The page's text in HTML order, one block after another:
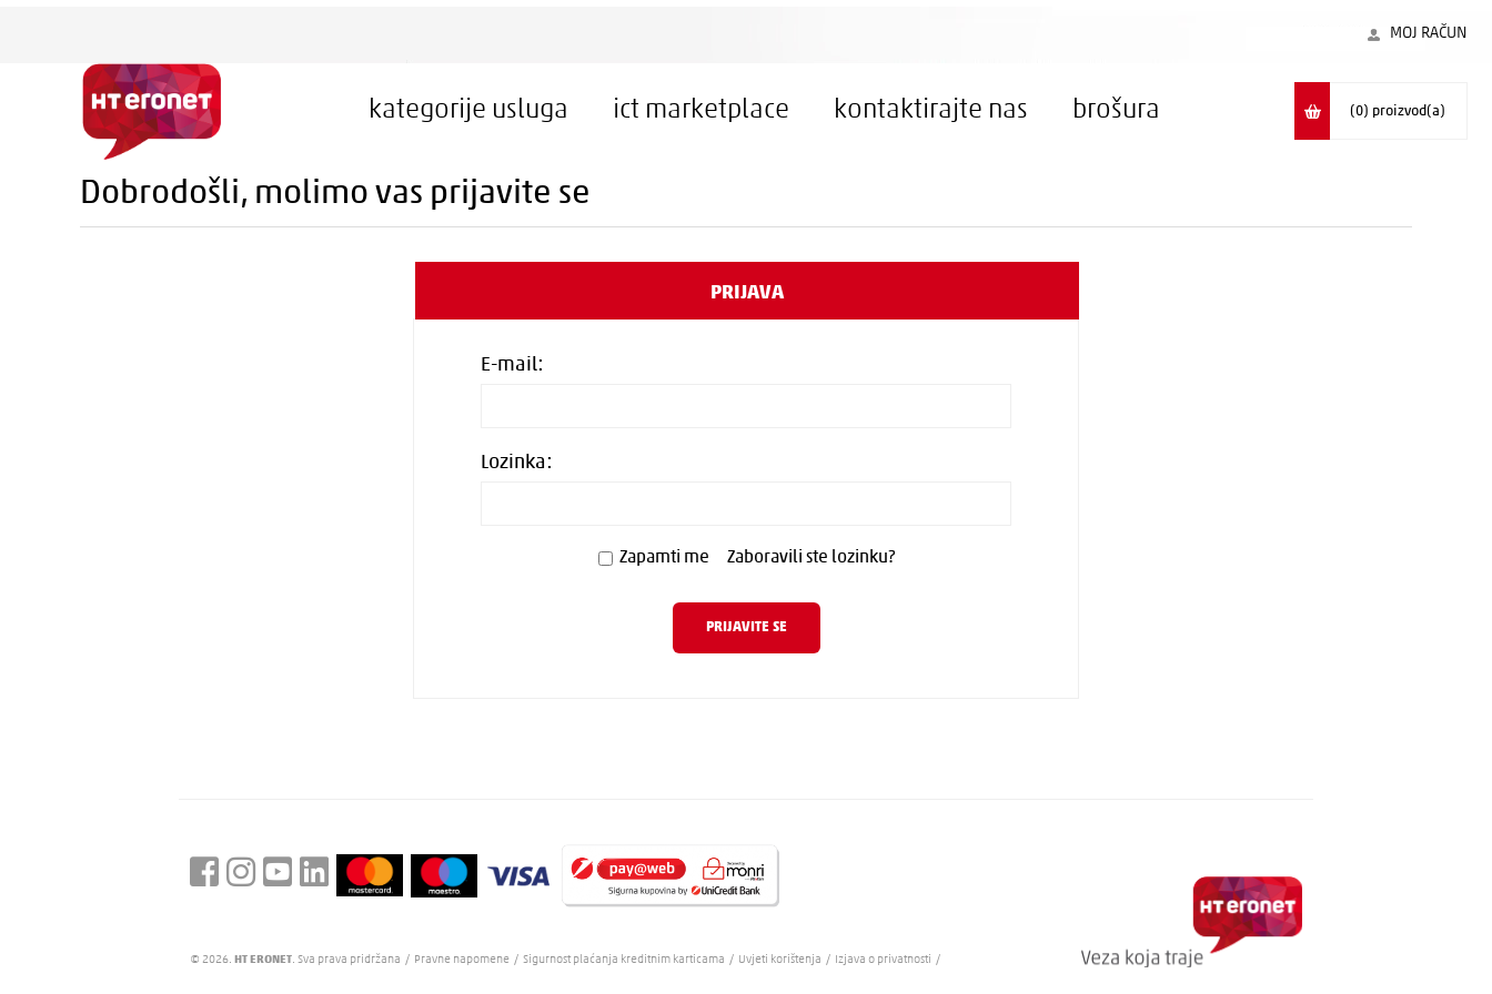
MOJ RAČUN
kategorije usluga ict marketplace kontaktirajte nas brošura (0) proizvod(a)
Dobrodošli, molimo vas prijavite se
PRIJAVA
E-mail:
Lozinka:
Zapamti me Zaboravili ste lozinku?
© 2026. HT ERONET. Sva prava pridržana / Pravne napomene /Sigurnost plaćanja kreditnim karticama / Uvjeti korištenja / Izjava o privatnosti /